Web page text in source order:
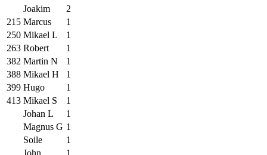
Joakim
2
215 Marcus
1
250 Mikael L
1
263 Robert
1
382 Martin N
1
388 Mikael H
1
399 Hugo
1
413 Mikael S
1
Johan L
1
Magnus G 1
Soile
1
John
1